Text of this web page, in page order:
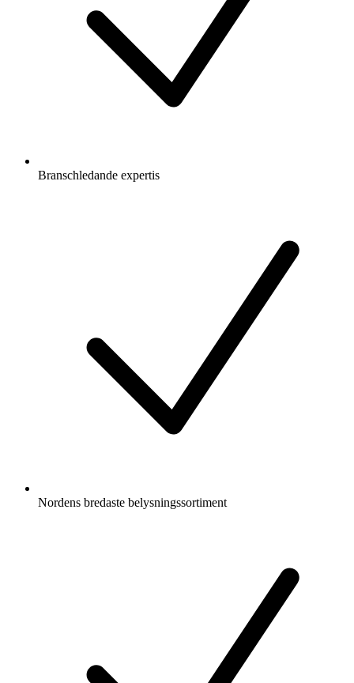
Branschledande expertis
Nordens bredaste belysningssortiment